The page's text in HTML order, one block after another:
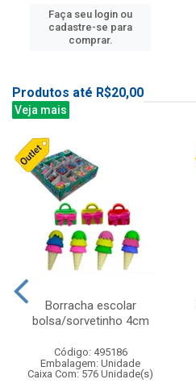
Faça seu login ou
cadastre-se para
comprar.
Produtos até R$20,00
Veja mais
Borracha escolar
bolsa/sorvetinho 4cm
Código: 495186
Embalagem: Unidade
Caixa Com: 576 Unidade(s)